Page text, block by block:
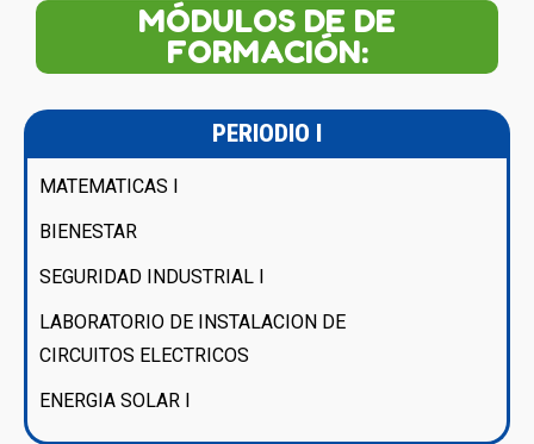
MÓDULOS DE DE
FORMACIÓN:
PERIODIO I
MATEMATICAS I
BIENESTAR
SEGURIDAD INDUSTRIAL I
LABORATORIO DE INSTALACION DE
CIRCUITOS ELECTRICOS
ENERGIA SOLAR I